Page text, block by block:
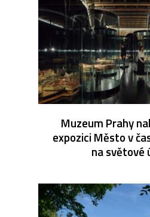
Muzeum Prahy
expozici Město v
na světové